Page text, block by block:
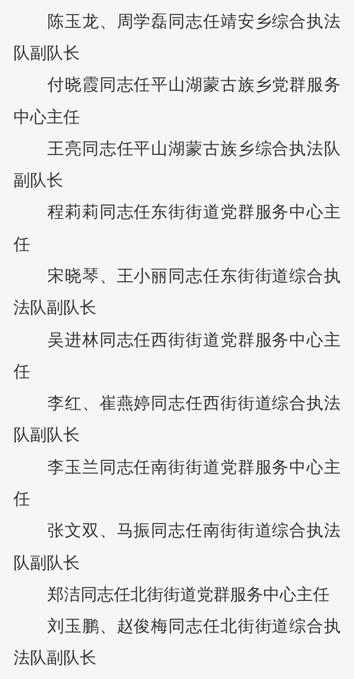
陈玉龙、 周学磊 同志任靖安乡综合执法
队副队长
付晓霞 同志任平山湖蒙古族乡党群服务
中心主任
王亮 同志任平山湖蒙古族乡综合执法队
副队长
程莉莉 同志任东街街道党群服务中心主
任
宋晓琴、 王小丽同志任东街街道综合执
法队副队长
吴进林同志任西街街道党群服务中心主
任
李红 、 崔燕婷 同志任西街街道综合执法
队副队长
李玉兰 同志任南街街道党群服务中心主
任
张文双 、 马振 同志任南街街道综合执法
队副队长
郑洁同志任北街街道党群服务中心主任
刘玉鹏、 赵俊梅同志任北街街道综合执
法队副队长